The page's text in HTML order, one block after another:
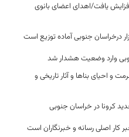
خراسان جنوبی ۱۰۰ درصد افزایش یافت/اهدای اعضای بانوی
وارد وضعیت هشدار شد
و احیای بناها و آثار تاریخی و
کار اصلی رسانه و خبرنگاران است